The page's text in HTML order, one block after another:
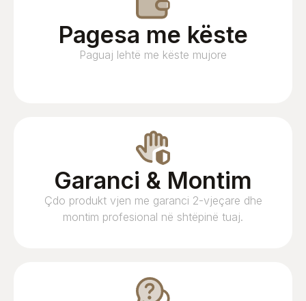
Pagesa me këste
Paguaj lehtë me këste mujore
Garanci & Montim
Çdo produkt vjen me garanci 2-vjeçare dhe
montim profesional në shtëpinë tuaj.